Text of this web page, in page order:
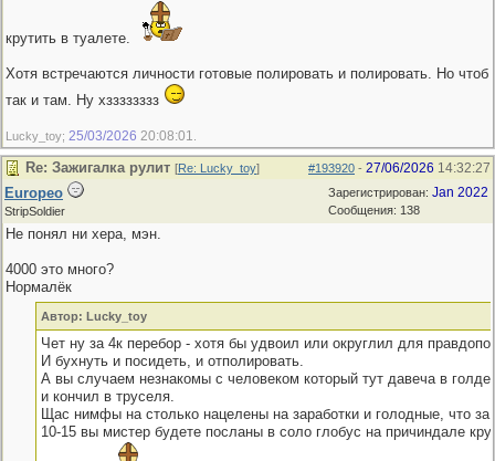
крутить в туалете.
Хотя встречаются личности готовые полировать и полировать. Но чтоб
так и там. Ну хзззззззз
Lucky_toy; 25/03/2026 20:08:01
#193920 - 27/06/2026 14:32:27
Re: Зажигалка рулит [Re: Lucky_toy]
Зарегистрирован: Jan 2022
Сообщения: 138
Europeo
StripSoldier
Не понял ни хера, мэн.
4000 это много?
Нормалёк
Автор: Lucky_toy
Чет ну за 4к перебор - хотя бы удвоил или округлил для
И бухнуть и посидеть, и отполировать.
А вы случаем незнакомы с человеком который тут давеча в
и кончил в труселя.
Щас нимфы на столько нацелены на заработки и голодные, что
10-15 вы мистер будете посланы в соло глобус на причиндале